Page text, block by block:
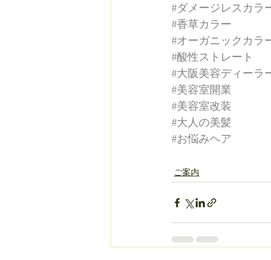
#ダメージレスカラ
#香草カラー
#オーガニックカラ
#酸性ストレート
#大阪美容ディーラ
#美容室開業
#美容室改装
#大人の美髪
#お悩みヘア
ご案内